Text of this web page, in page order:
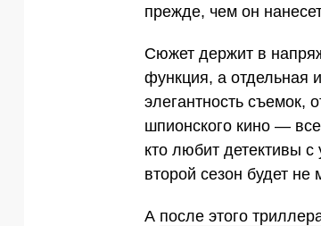
прежде, чем он
Сюжет держит в
функция, а отдельная
элегантность съемок,
шпионского кино —
кто любит детективы
второй сезон будет
А после этого